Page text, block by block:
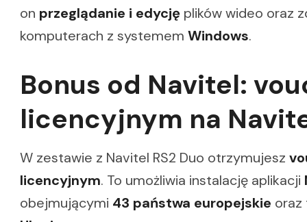
on przeglądanie i edycję plików wideo oraz
komputerach z systemem Windows.
Bonus od Navitel:
licencyjnym na
W zestawie z Navitel RS2 Duo otrzymujesz
licencyjnym. To umożliwia instalację aplikacji
obejmującymi 43 państwa europejskie